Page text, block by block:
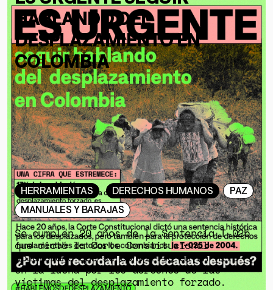
HABLANDO DEL
DESPLAZAMIENTO EN
COLOMBIA
HERRAMIENTAS DERECHOS HUMANOS
PAZ
MANUALES Y BARAJAS
Se cumplen 20 años de la Sentencia T-025
que dictó la Corte Constitucional
colombiana que se convirtió en un hito
en la lucha por los derechos de las
víctimas del desplazamiento forzado.